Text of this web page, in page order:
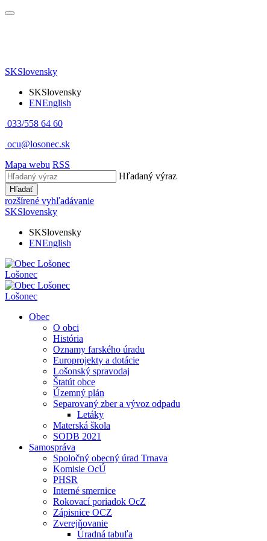
SKSlovensky
SKSlovensky
ENEnglish
033/558 64 60
ocu@losonec.sk
Mapa webu RSS
Hľadaný výraz
Hľadať
rozšírené vyhľadávanie
SKSlovensky
SKSlovensky
ENEnglish
Lošonec
Lošonec
Obec
O obci
História
Oznamy farského úradu
Europrojekty a dotácie
Lošonský spravodaj
Štatút obce
Územný plán
Separovaný zber a vývoz odpadu
Letáky
Materská škola
SODB 2021
Samospráva
Spoločný obecný úrad Trnava
Komisie OcÚ
PHSR
Interné smernice
Rokovací poriadok OcZ
Zápisnice OCZ
Zverejňovanie
Úradná tabuľa